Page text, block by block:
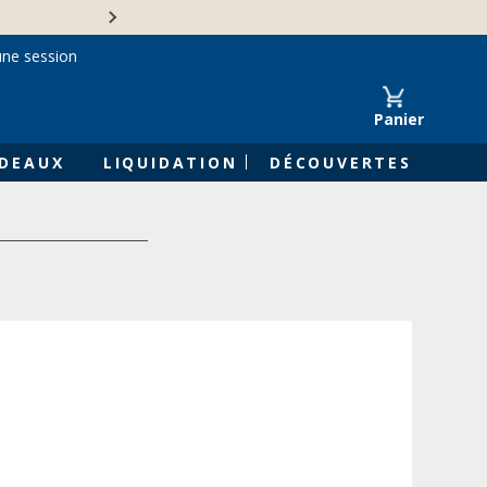
Panier
LIQUIDATION DÉCOUVERTES
session